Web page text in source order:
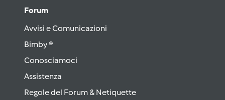
Forum
Avvisi e Comunicazioni
Bimby ®
Conosciamoci
Assistenza
Regole del Forum & Netiquette